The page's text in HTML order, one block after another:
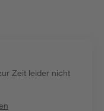
Zeit leider nicht